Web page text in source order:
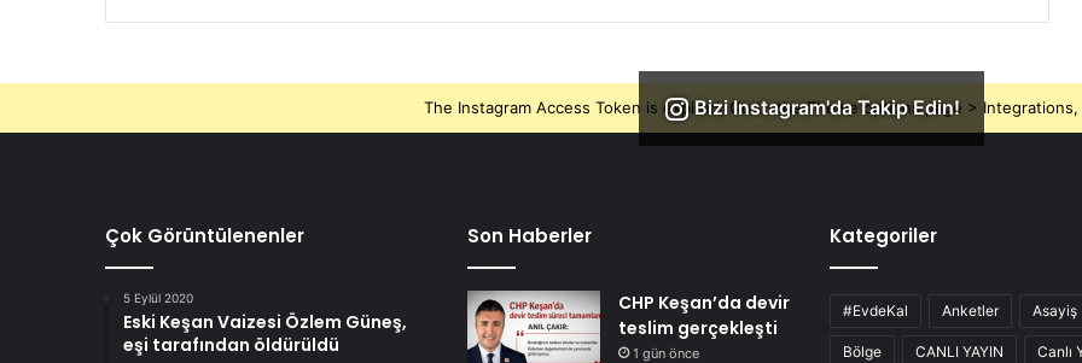
Bizi Instagram'da Takip Edin!
The Instagram Access Token is expired, Go to the Theme options page >
Çok Görüntülenenler
5 Eylül 2020
Eski Keşan Vaizesi Özlem Güneş,
eşi tarafından öldürüldü
Son Haberler
CHP Keşan’da devir
teslim gerçekleşti
1 gün önce
Kategoriler
#EvdeKal Anketler Asayiş
Bölge CANLI YAYIN Canlı